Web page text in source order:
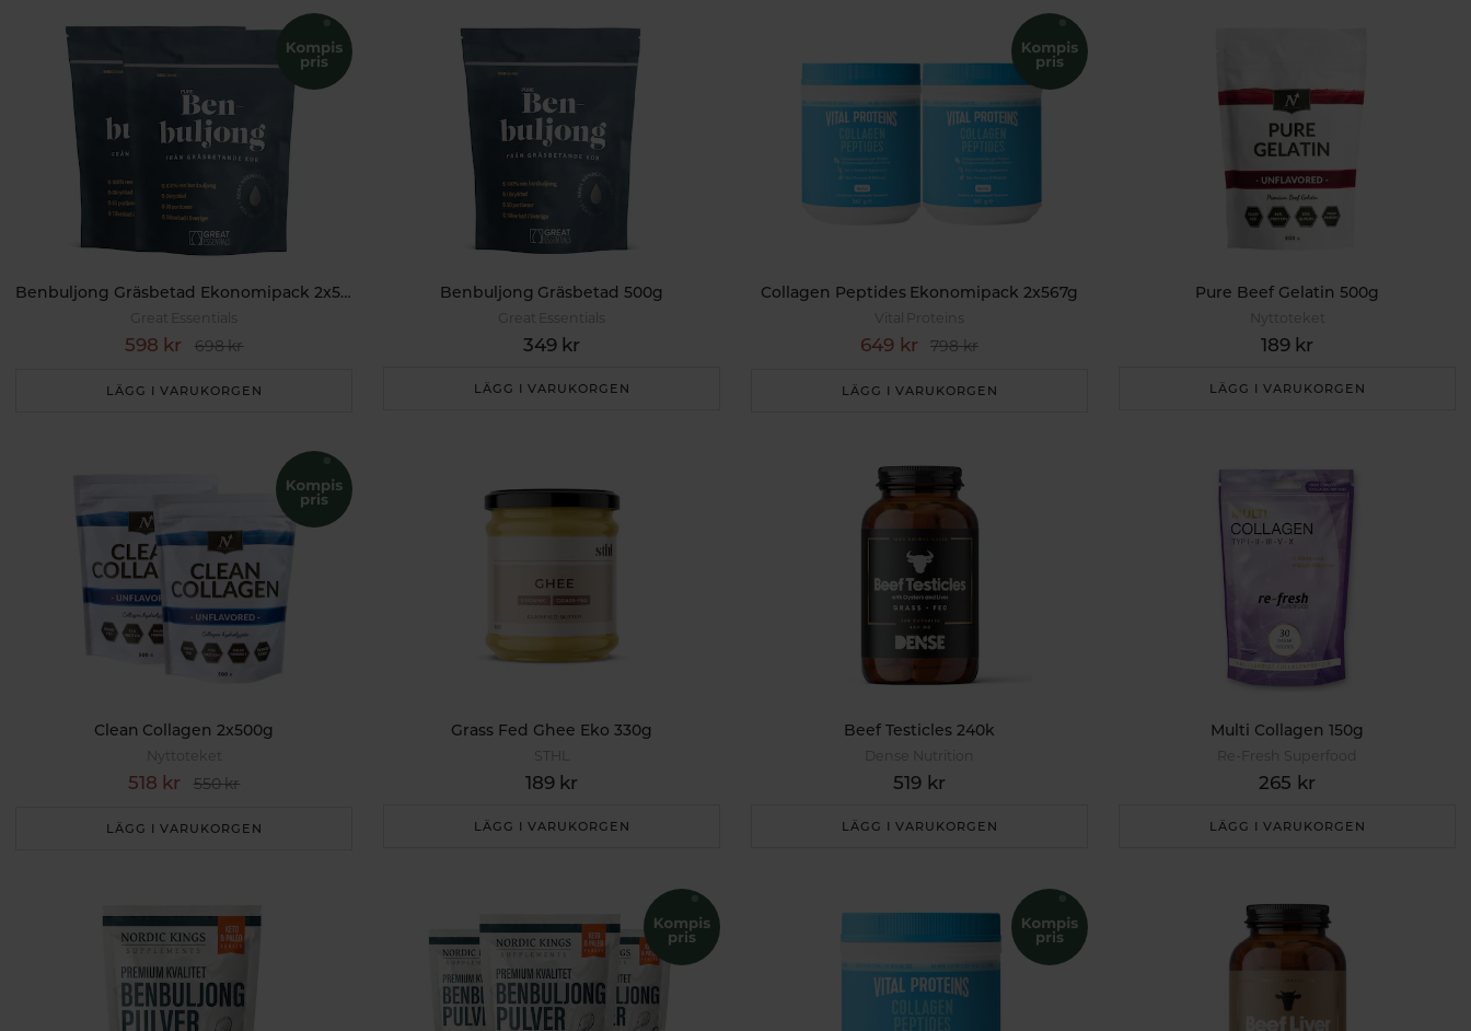
Allt om den nygamla Nose-to-Tail-dieten
Benbuljong Gräsbetad Ekonomipack 2x500g
Great Essentials
598 kr 698 kr
LÄGG I VARUKORGEN
Benbuljong Gräsbetad 500g
Great Essentials
349 kr
LÄGG I VARUKORGEN
Collagen Peptides Ekonomipack 2x567g
Vital Proteins
649 kr 798 kr
LÄGG I VARUKORGEN
Pure Beef Gelatin 500g
Nyttoteket
189 kr
LÄGG I VARUKORGEN
Clean Collagen 2x500g
Nyttoteket
518 kr 550 kr
LÄGG I VARUKORGEN
Grass Fed Ghee Eko 330g
STHL
189 kr
LÄGG I VARUKORGEN
Beef Testicles 240k
Dense Nutrition
519 kr
LÄGG I VARUKORGEN
Multi Collagen 150g
Re-Fresh Superfood
265 kr
LÄGG I VARUKORGEN